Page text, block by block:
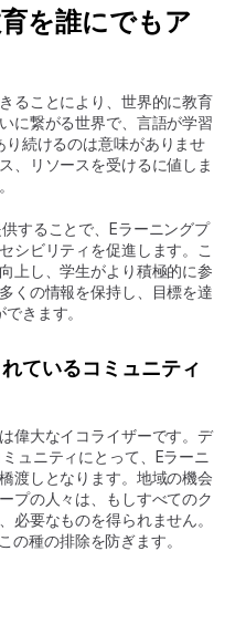
を誰にでもア
ることにより、世界的に教育
に繋がる世界で、言語が学習
続けるのは意味がありませ
、リソースを受けるに値しま
することで、Eラーニングプ
シビリティを促進します。こ
上し、学生がより積極的に参
くの情報を保持し、目標を達
きます。
ているコミュニティ
偉大なイコライザーです。デ
ュニティにとって、Eラーニ
渡しとなります。地域の機会
プの人々は、もしすべてのク
必要なものを得られません。
の種の排除を防ぎます。